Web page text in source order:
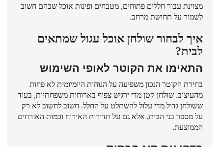
מצוינת עבור חללים פתוחים, מטבחים ופינות אוכל שבהם חשוב
לשמור על תחושת מרחב.
איך לבחור שולחן אוכל עגול שמתאים
לבית?
התאימו את הקוטר לאופי השימוש
בחירת הקוטר הנכון משפיעה על הנוחות היומיומית לא פחות
מהעיצוב. שולחן קטן מדי ירגיש צפוף בארוחות משפחתיות, בעוד
ששולחן גדול מדי עלול להשתלט על החלל. חשוב לחשוב לא רק
על מספר בני הבית, אלא גם על תדירות האירוח וכמות האורחים
הממוצעת.